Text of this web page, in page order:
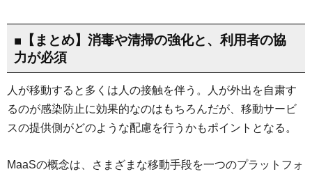
■【まとめ】消毒や清掃の強化と、利用者の協
力が必須
人が移動すると多くは人の接触を伴う。人が外出を自粛す
るのが感染防止に効果的なのはもちろんだが、移動サービ
スの提供側がどのような配慮を行うかもポイントとなる。
MaaSの概念は、さまざまな移動手段を一つのプラットフォ